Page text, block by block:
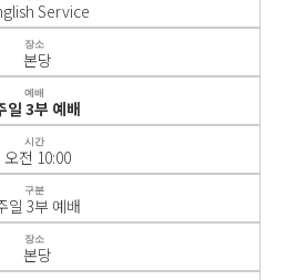
Service
장소
본당
예배
일 3부 예배
시간
오전 10:00
구분
일 3부 예배
장소
본당